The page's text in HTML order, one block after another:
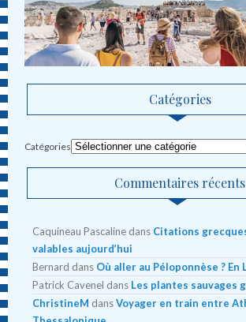
Catégories
Catégories
Commentaires récents
Caquineau Pascaline dans Citations
valables aujourd’hui
Bernard dans Où aller au Péloponnèse ? En
Patrick Cavenel dans Les plantes sauvages
ChristineM dansVoyager en train entre